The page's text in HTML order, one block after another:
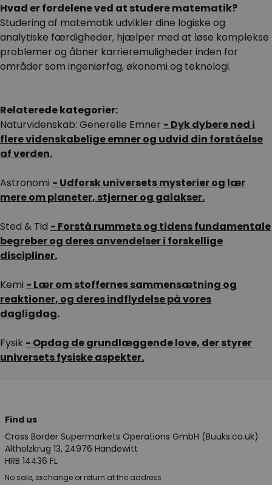
Hvad er fordelene ved at studere matematik?
Studering af matematik udvikler dine logiske og
analytiske færdigheder, hjælper med at løse komplekse
problemer og åbner karrieremuligheder inden for
områder som ingeniørfag, økonomi og teknologi.
Relaterede kategorier:
Naturvidenskab: Generelle Emner - Dyk dybere ned i
flere videnskabelige emner og udvid din forståelse
af verden.
Astronomi - Udforsk universets mysterier og lær
mere om planeter, stjerner og galakser.
Sted & Tid - Forstå rummets og tidens fundamentale
begreber og deres anvendelser i forskellige
discipliner.
Kemi - Lær om stoffernes sammensætning og
reaktioner, og deres indflydelse på vores
dagligdag.
Fysik - Opdag de grundlæggende love, der styrer
universets fysiske aspekter.
Find us
Cross Border Supermarkets Operations GmbH (Buuks.co.uk)
Altholzkrug 13, 24976 Handewitt
HRB 14436 FL
No sale, exchange or return at the address